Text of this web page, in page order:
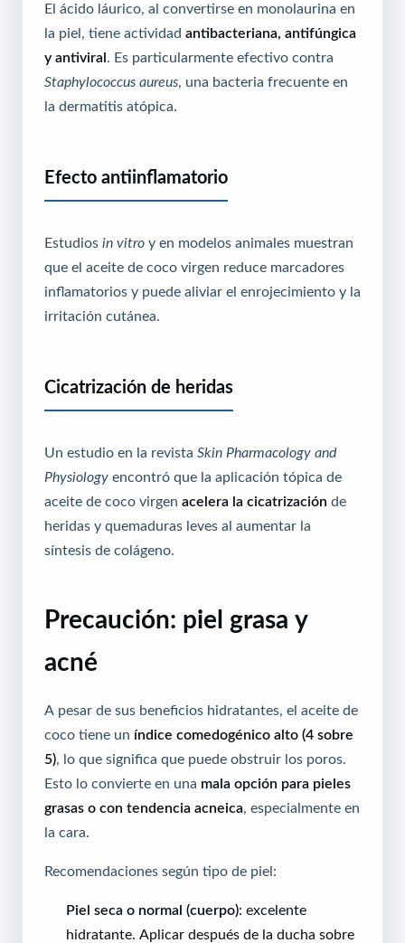
El ácido láurico, al convertirse en monolaurina en
la piel, tiene actividad antibacteriana, antifúngica
y antiviral . Es particularmente efectivo contra
Staphylococcus aureus , una bacteria frecuente en
la dermatitis atópica.
Efecto antiinflamatorio
Estudios in vitro y en modelos animales muestran
que el aceite de coco virgen reduce marcadores
inflamatorios y puede aliviar el enrojecimiento y la
irritación cutánea.
Cicatrización de heridas
Un estudio en la revista Skin Pharmacology and
Physiology encontró que la aplicación tópica de
aceite de coco virgen acelera la cicatrización de
heridas y quemaduras leves al aumentar la
síntesis de colágeno.
Precaución: piel grasa y
acné
A pesar de sus beneficios hidratantes, el aceite de
coco tiene un índice comedogénico alto (4 sobre
5) , lo que significa que puede obstruir los poros.
Esto lo convierte en una mala opción para pieles
grasas o con tendencia acneica , especialmente en
la cara.
Recomendaciones según tipo de piel:
Piel seca o normal (cuerpo): excelente
hidratante. Aplicar después de la ducha sobre